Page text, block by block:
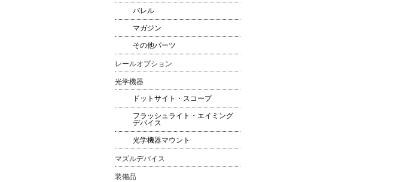
バレル
マガジン
その他パーツ
レールオプション
光学機器
ドットサイト・スコープ
フラッシュライト・エイミング
デバイス
光学機器マウント
マズルデバイス
装備品